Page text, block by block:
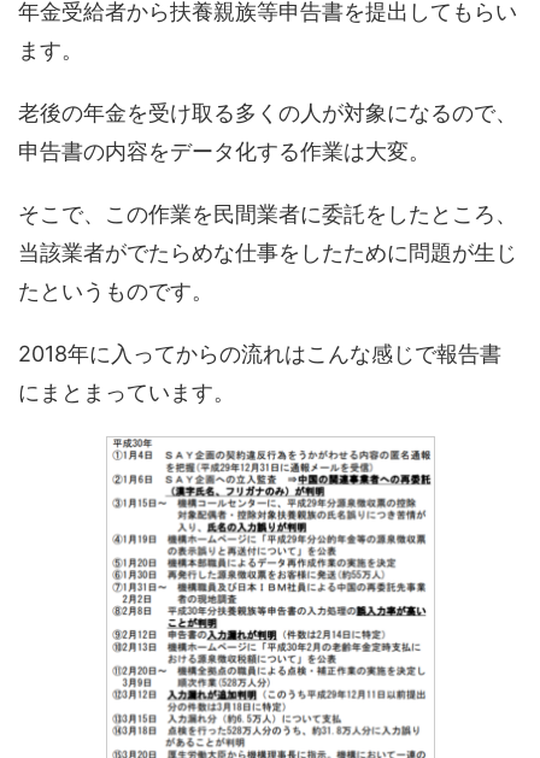
年金受給者から扶養親族等申告書を提出してもらい
ます。
老後の年金を受け取る多くの人が対象になるので、
申告書の内容をデータ化する作業は大変。
そこで、この作業を民間業者に委託をしたところ、
当該業者がでたらめな仕事をしたために問題が生じ
たというものです。
2018年に入ってからの流れはこんな感じで報告書
にまとまっています。